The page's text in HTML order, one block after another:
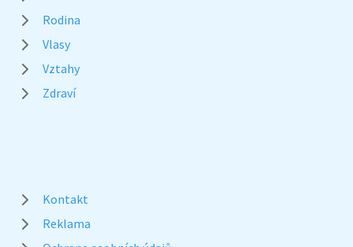
Rodina
Vlasy
Vztahy
Zdraví
Kontakt
Reklama